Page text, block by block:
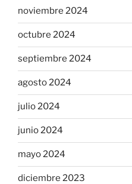
noviembre 2024
octubre 2024
septiembre 2024
agosto 2024
julio 2024
junio 2024
mayo 2024
diciembre 2023